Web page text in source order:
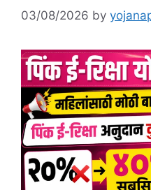
03/08/2026 by